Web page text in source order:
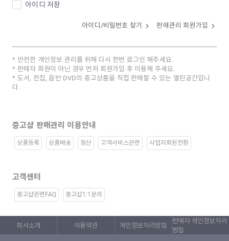
아이디 저장
아이디/비밀번호 찾기 판매관리 회원가입
안전한 개인정보 관리를 위해 다시 한번 로그인 해주세요.
판매자 회원이 아닌 경우 먼저 회원가입 후 이용해 주세요.
도서, 전집, 음반 DVD의 중고상품을 직접 판매할 수 있는 열린공간입니
다.
중고샵 판매관리 이용안내
상품등록 상품배송 정산 고객서비스관련 사업자회원전환
고객센터
중고샵관련FAQ 중고샵1:1문의
회사소개 이용약관 개인정보처리방침
판매자 개인정보처리
방침